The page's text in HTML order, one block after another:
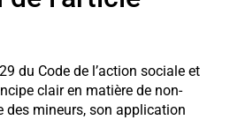
du Code de l’action sociale et
clair en matière de non-
mineurs, son application